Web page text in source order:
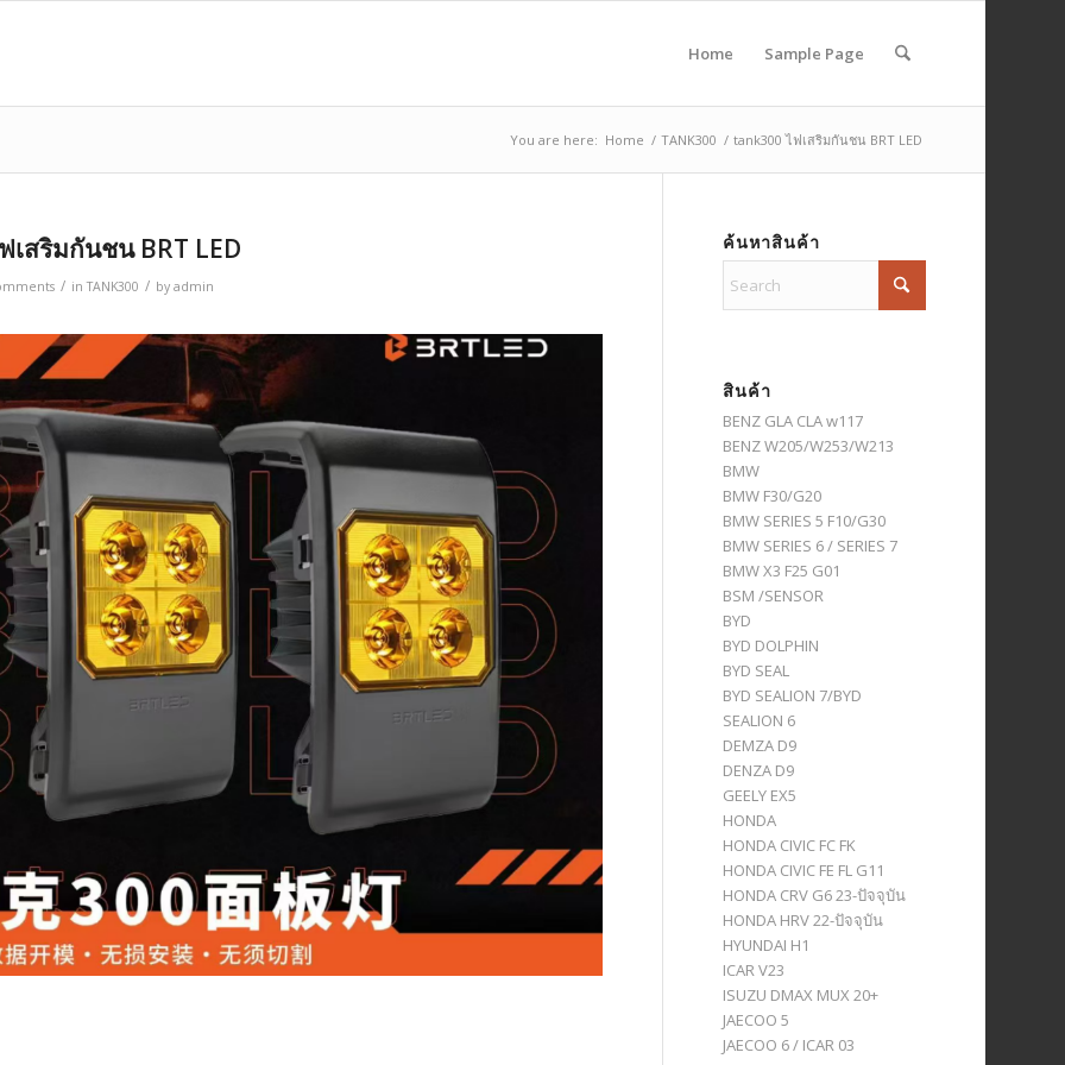
Home Sample Page
You are here: Home / TANK300 / tank300 ไฟเสริมกันชน BRT LED
สริมกันชน BRT LED
/ inTANK300 / byadmin
ค้นหาสินค้า
สินค้า
BENZ GLA CLA w117
BENZ W205/W253/W213
BMW
BMW F30/G20
BMW SERIES 5 F10/G30
BMW SERIES 6 / SERIES 7
BMW X3 F25 G01
BSM /SENSOR
BYD
BYD DOLPHIN
BYD SEAL
BYD SEALION 7/BYD
SEALION 6
DEMZA D9
DENZA D9
GEELY EX5
HONDA
HONDA CIVIC FC FK
HONDA CIVIC FE FL G11
HONDA CRV G6 23-ปัจจุบัน
HONDA HRV 22-ปัจจุบัน
HYUNDAI H1
ICAR V23
ISUZU DMAX MUX 20+
JAECOO 5
JAECOO 6 / ICAR 03